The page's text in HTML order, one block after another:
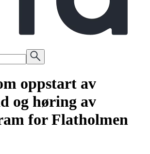
oppstart av
og høring av
for Flatholmen